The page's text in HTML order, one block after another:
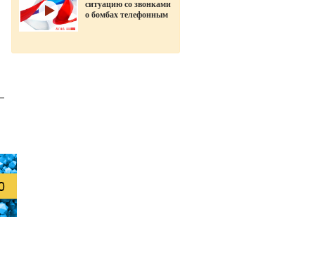
ситуацию со звонками
о бомбах телефонным